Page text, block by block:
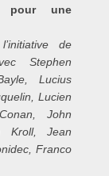
pour une
de
Stephen
Lucius
Lucien
John
Kroll, Jean
Franco